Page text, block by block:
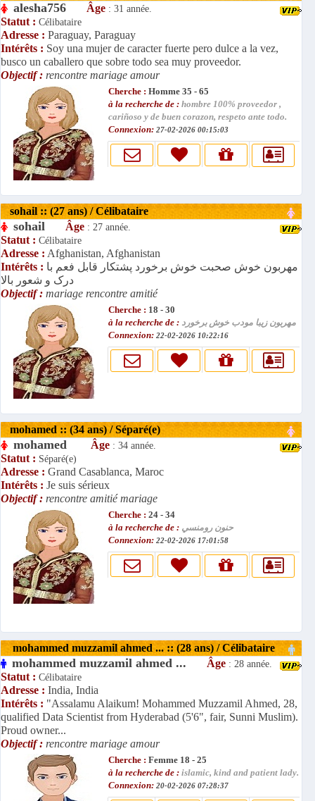
alesha756 Âge : 31 année.
Statut : Célibataire
Adresse : Paraguay, Paraguay
Intérêts : Soy una mujer de caracter fuerte pero dulce a la vez,
busco un caballero que sobre todo sea muy proveedor.
Objectif : rencontre mariage amour
Cherche : Homme 35 - 65
à la recherche de : hombre 100% proveedor ,
cariñoso y de buen corazon, respeto ante todo.
Connexion: 27-02-2026 00:15:03
sohail :: (27 ans) / Célibataire
sohail Âge : 27 année.
Statut : Célibataire
Adresse : Afghanistan, Afghanistan
Intérêts : مهربون خوش صحبت خوش برخورد پشتکار قابل فعم با
درک و شعور بالا
Objectif : mariage rencontre amitié
Cherche : 18 - 30
à la recherche de : مهربون زیبا مودب خوش برخورد
Connexion: 22-02-2026 10:22:16
mohamed :: (34 ans) / Séparé(e)
mohamed Âge : 34 année.
Statut : Séparé(e)
Adresse : Grand Casablanca, Maroc
Intérêts : Je suis sérieux
Objectif : rencontre amitié mariage
Cherche : 24 - 34
à la recherche de : حنون رومنسي
Connexion: 22-02-2026 17:01:58
mohammed muzzamil ahmed ... :: (28 ans) / Célibataire
mohammed muzzamil ahmed ... Âge : 28 année.
Statut : Célibataire
Adresse : India, India
Intérêts : "Assalamu Alaikum! Mohammed Muzzamil Ahmed, 28,
qualified Data Scientist from Hyderabad (5'6", fair, Sunni Muslim).
Proud owner...
Objectif : rencontre mariage amour
Cherche : Femme 18 - 25
à la recherche de : islamic, kind and patient lady.
Connexion: 20-02-2026 07:28:37